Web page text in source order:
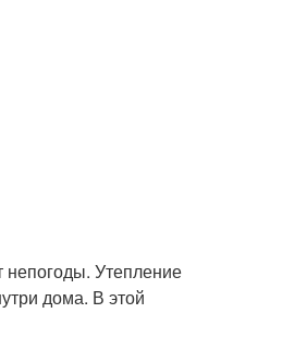
Утепление
дома. В этой